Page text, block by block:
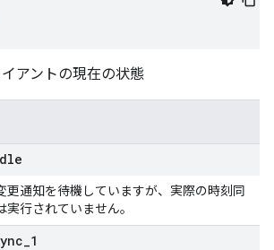
アントの現在の状態
更通知を待機していますが、実際の時刻同
行されていません。
1